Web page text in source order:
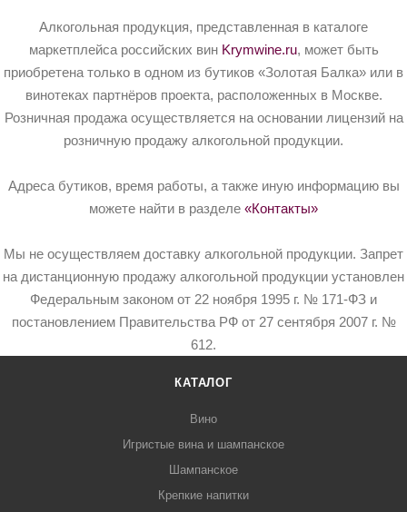
Алкогольная продукция, представленная в каталоге
маркетплейса российских вин Krymwine.ru, может быть
приобретена только в одном из бутиков «Золотая Балка» или в
винотеках партнёров проекта, расположенных в Москве.
Розничная продажа осуществляется на основании лицензий на
розничную продажу алкогольной продукции.
Адреса бутиков, время работы, а также иную информацию вы
можете найти в разделе «Контакты»
Мы не осуществляем доставку алкогольной продукции. Запрет
на дистанционную продажу алкогольной продукции установлен
Федеральным законом от 22 ноября 1995 г. № 171-ФЗ и
постановлением Правительства РФ от 27 сентября 2007 г. №
612.
КАТАЛОГ
Вино
Игристые вина и шампанское
Шампанское
Крепкие напитки